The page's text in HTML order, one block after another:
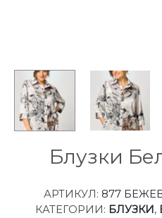
Блузки
АРТИКУЛ: 877
КАТЕГОРИИ: БЛУЗКИ,